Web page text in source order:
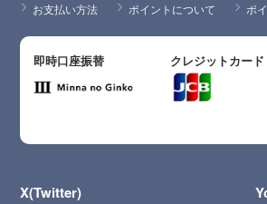
お支払い方法 ポイントについて ポ
即時口座振替 クレジットカード
X(Twitter)